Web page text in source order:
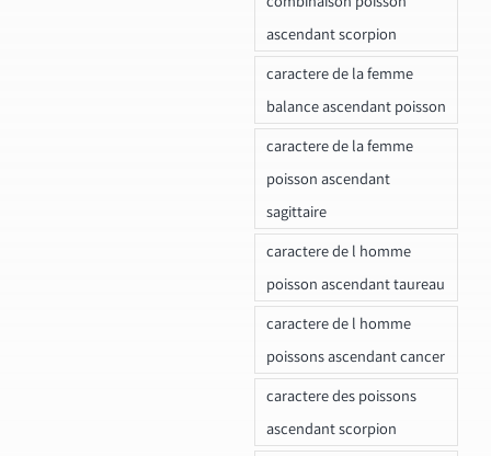
ascendant scorpion
caractere de la femme
balance ascendant poisson
caractere de la femme
poisson ascendant
sagittaire
caractere de l homme
poisson ascendant taureau
caractere de l homme
poissons ascendant cancer
caractere des poissons
ascendant scorpion